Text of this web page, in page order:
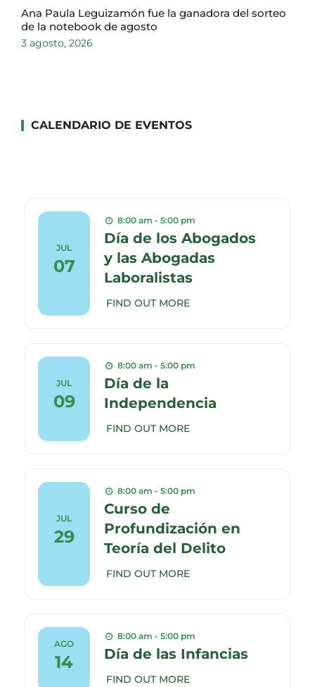
Ana Paula Leguizamón fue la ganadora del sorteo
de la notebook de agosto
3 agosto, 2026
CALENDARIO DE EVENTOS
JUL
07
8:00 am - 5:00 pm
Día de los Abogados
y las Abogadas
Laboralistas
FIND OUT MORE
JUL
09
8:00 am - 5:00 pm
Día de la
Independencia
FIND OUT MORE
JUL
29
8:00 am - 5:00 pm
Curso de
Profundización en
Teoría del Delito
FIND OUT MORE
AGO
14
8:00 am - 5:00 pm
Día de las Infancias
FIND OUT MORE